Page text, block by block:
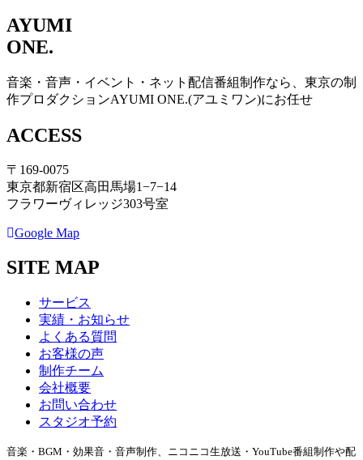
AYUMI
ONE.
音楽・音声・イベント・ネット配信番組制作なら、東京の制
作プロダクションAYUMI ONE.(アユミワン)にお任せ
ACCESS
〒169-0075
東京都新宿区高田馬場1−7−14
フラワーヴィレッジ303号室
Google Map
SITE MAP
サービス
実績・お知らせ
よくある質問
お客様の声
制作チーム
会社概要
お問い合わせ
スタジオ予約
音楽・BGM・効果音・音声制作、ニコニコ生放送・YouTube番組制作や配